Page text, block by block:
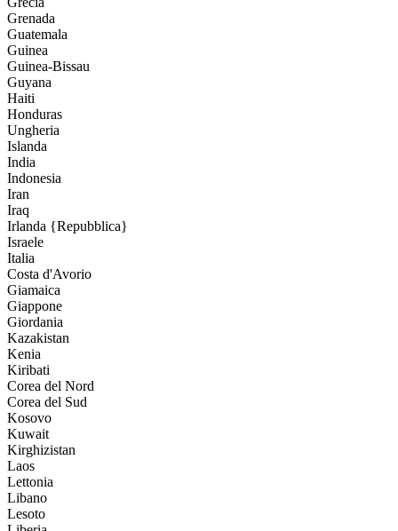
Grenada
Guatemala
Guinea
Guinea-Bissau
Guyana
Haiti
Honduras
Ungheria
Islanda
India
Indonesia
Iran
Iraq
Irlanda {Repubblica}
Israele
Italia
Costa d'Avorio
Giamaica
Giappone
Giordania
Kazakistan
Kenia
Kiribati
Corea del Nord
Corea del Sud
Kosovo
Kuwait
Kirghizistan
Laos
Lettonia
Libano
Lesoto